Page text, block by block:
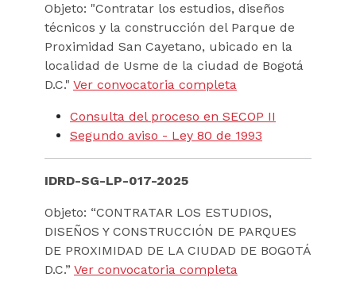
Objeto: "Contratar los estudios, diseños
técnicos y la construcción del Parque de
Proximidad San Cayetano, ubicado en la
localidad de Usme de la ciudad de Bogotá
D.C." Ver convocatoria completa
Consulta del proceso en SECOP II
Segundo aviso - Ley 80 de 1993
IDRD-SG-LP-017-2025
Objeto: “CONTRATAR LOS ESTUDIOS,
DISEÑOS Y CONSTRUCCIÓN DE PARQUES
DE PROXIMIDAD DE LA CIUDAD DE BOGOTÁ
D.C.” Ver convocatoria completa